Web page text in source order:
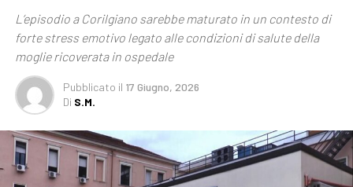
L’episodio a Corilgiano sarebbe maturato in un contesto di
forte stress emotivo legato alle condizioni di salute della
moglie ricoverata in ospedale
Pubblicato il 17 Giugno, 2026
Di S.M.